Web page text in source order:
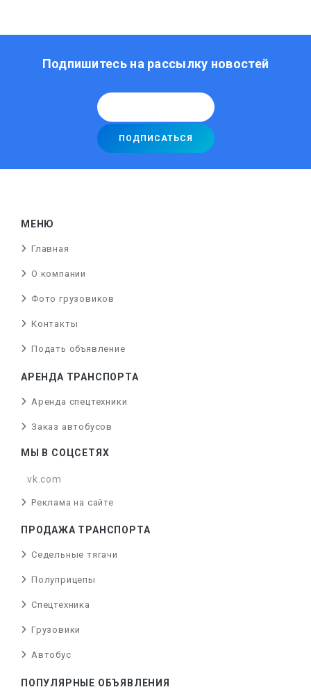
Подпишитесь на рассылку новостей
МЕНЮ
Главная
О компании
Фото грузовиков
Контакты
Подать объявление
АРЕНДА ТРАНСПОРТА
Аренда спецтехники
Заказ автобусов
МЫ В СОЦСЕТЯХ
vk.com
Реклама на сайте
ПРОДАЖА ТРАНСПОРТА
Седельные тягачи
Полуприцепы
Спецтехника
Грузовики
Автобус
ПОПУЛЯРНЫЕ ОБЪЯВЛЕНИЯ